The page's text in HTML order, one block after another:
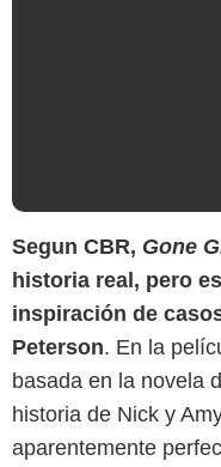
Segun CBR, Gone
historia real, pero
inspiración de
Peterson. En la
basada en la novela
historia de Nick y
aparentemente